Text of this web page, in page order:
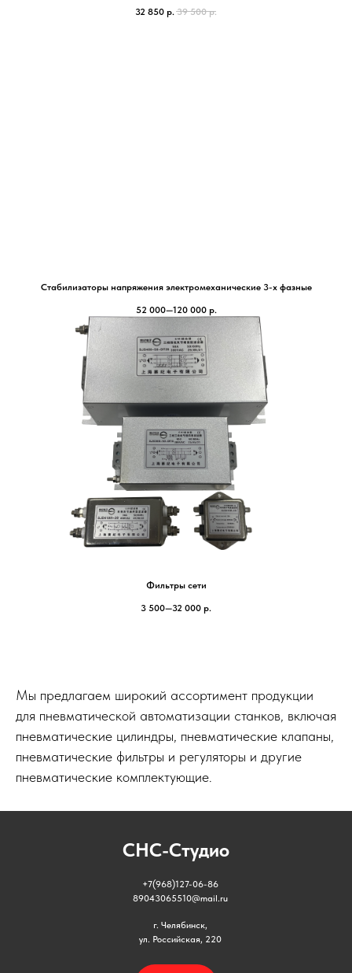
32 850 р. 39 500 р.
Стабилизаторы напряжения электромеханические 3-х фазные
52 000—120 000 р.
Фильтры сети
3 500—32 000 р.
Мы предлагаем широкий ассортимент продукции
для пневматической автоматизации станков, включая
пневматические цилиндры, пневматические клапаны,
пневматические фильтры и регуляторы и другие
пневматические комплектующие.
СНС-Студио
+7(968)127-06-86
89043065510@mail.ru
г. Челябинск,
ул. Российская, 220